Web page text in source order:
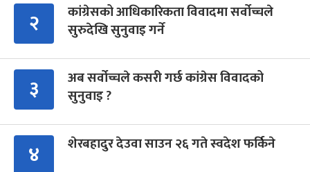
२
कांग्रेसको आधिकारिकता विवादमा सर्वोच्चले
सुरुदेखि सुनुवाइ गर्ने
३
अब सर्वोच्चले कसरी गर्छ कांग्रेस विवादको
सुनुवाइ ?
४ शेरबहादुर देउवा साउन २६ गते स्वदेश फर्किने